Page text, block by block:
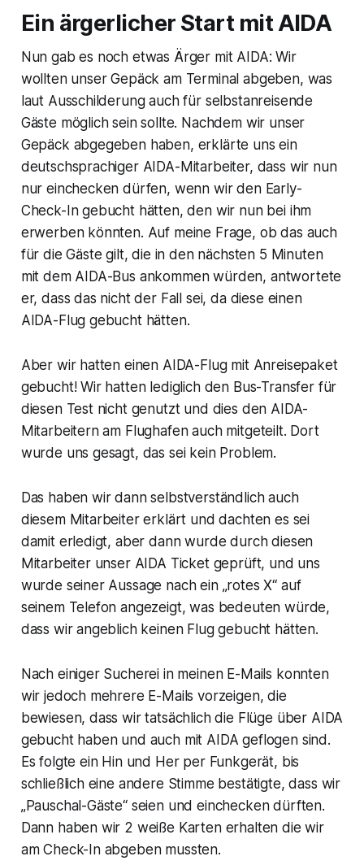
Ein ärgerlicher Start mit AIDA
Nun gab es noch etwas Ärger mit AIDA: Wir
wollten unser Gepäck am Terminal abgeben, was
laut Ausschilderung auch für selbstanreisende
Gäste möglich sein sollte. Nachdem wir unser
Gepäck abgegeben haben, erklärte uns ein
deutschsprachiger AIDA-Mitarbeiter, dass wir nun
nur einchecken dürfen, wenn wir den Early-
Check-In gebucht hätten, den wir nun bei ihm
erwerben könnten. Auf meine Frage, ob das auch
für die Gäste gilt, die in den nächsten 5 Minuten
mit dem AIDA-Bus ankommen würden, antwortete
er, dass das nicht der Fall sei, da diese einen
AIDA-Flug gebucht hätten.
Aber wir hatten einen AIDA-Flug mit Anreisepaket
gebucht! Wir hatten lediglich den Bus-Transfer für
diesen Test nicht genutzt und dies den AIDA-
Mitarbeitern am Flughafen auch mitgeteilt. Dort
wurde uns gesagt, das sei kein Problem.
Das haben wir dann selbstverständlich auch
diesem Mitarbeiter erklärt und dachten es sei
damit erledigt, aber dann wurde durch diesen
Mitarbeiter unser AIDA Ticket geprüft, und uns
wurde seiner Aussage nach ein „rotes X“ auf
seinem Telefon angezeigt, was bedeuten würde,
dass wir angeblich keinen Flug gebucht hätten.
Nach einiger Sucherei in meinen E-Mails konnten
wir jedoch mehrere E-Mails vorzeigen, die
bewiesen, dass wir tatsächlich die Flüge über AIDA
gebucht haben und auch mit AIDA geflogen sind.
Es folgte ein Hin und Her per Funkgerät, bis
schließlich eine andere Stimme bestätigte, dass wir
„Pauschal-Gäste“ seien und einchecken dürften.
Dann haben wir 2 weiße Karten erhalten die wir
am Check-In abgeben mussten.